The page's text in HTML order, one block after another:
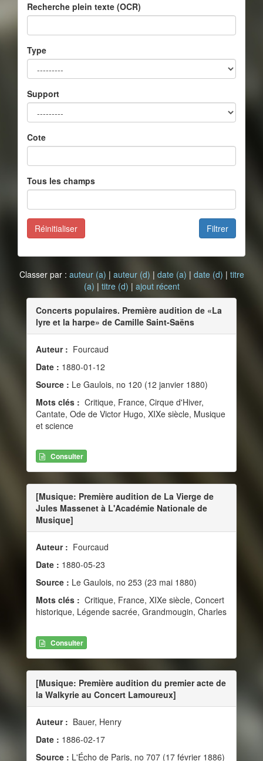
Recherche plein texte (OCR)
Type
Support
Cote
Tous les champs
Filtrer
Réinitialiser
Classer par : auteur (a) | auteur (d) | date (a) | date (d) | titre
(a) | titre (d) | ajout récent
Concerts populaires. Première audition de «La
lyre et la harpe» de Camille Saint-Saëns
Auteur : Fourcaud
Date : 1880-01-12
Source : Le Gaulois, no 120 (12 janvier 1880)
Mots clés : Critique, France, Cirque d'Hiver,
Cantate, Ode de Victor Hugo, XIXe siècle, Musique
et science
Consulter
[Musique: Première audition de La Vierge de
Jules Massenet à L'Académie Nationale de
Musique]
Auteur : Fourcaud
Date : 1880-05-23
Source : Le Gaulois, no 253 (23 mai 1880)
Mots clés : Critique, France, XIXe siècle, Concert
historique, Légende sacrée, Grandmougin, Charles
Consulter
[Musique: Première audition du premier acte de
la Walkyrie au Concert Lamoureux]
Auteur : Bauer, Henry
Date : 1886-02-17
Source : L'Écho de Paris, no 707 (17 février 1886)